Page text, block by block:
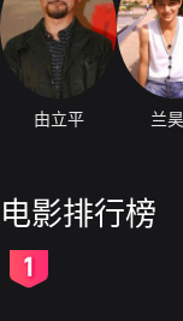
由立平 兰
电影排行榜